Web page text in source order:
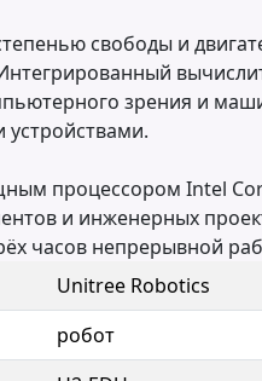
свободы и
зрения и
процессором Intel
и инженерных
часов непрерывной
Unitree Robotics
робот